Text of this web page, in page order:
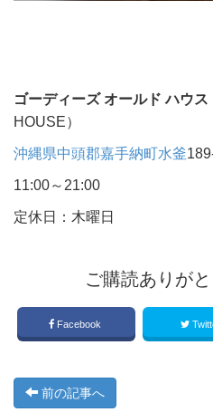
ゴーディーズ オールド ハウス
HOUSE）
沖縄県中頭郡嘉手納町水釜
11:00～21:00
定休日：木曜日
ご購読ありが
Facebook
前の記事へ